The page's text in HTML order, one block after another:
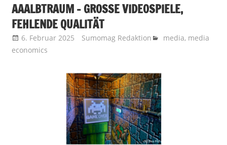
AAALBTRAUM – GROSSE VIDEOSPIELE, F
EHLENDE QUALITÄT
6. Februar 2025 Sumomag Redaktion media, media
economics